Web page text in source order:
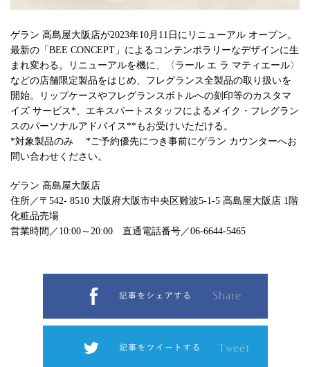
ゲラン 高島屋大阪店が2023年10月11日にリニューアル オープン。
最新の「BEE CONCEPT」によるコンテンポラリーなデザインに生
まれ変わる。リニューアルを機に、〈ラール エ ラ マティエール〉
などの店舗限定製品をはじめ、フレグランス全製品の取り扱いを
開始。リップケースやフレグランスボトルへの刻印等のカスタマ
イズ サービス*、エキスパートスタッフによるメイク・フレグラン
スのパーソナルアドバイス**もお受けいただける。
*対象製品のみ *ご予約優先につき事前にゲラン カウンターへお
問い合わせください。
ゲラン 高島屋大阪店
住所／〒542- 8510 大阪府大阪市中央区難波5-1-5 高島屋大阪店 1階
化粧品売場
営業時間／10:00～20:00 直通電話番号／06-6644-5465